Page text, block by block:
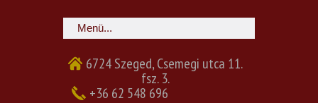
6724 Szeged, Csemegi utca 11.
fsz. 3.
+36 62 548 696